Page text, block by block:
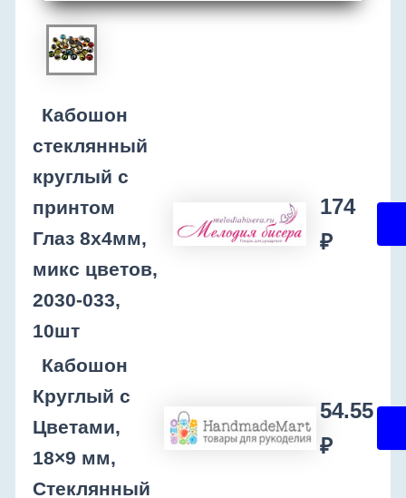
Кабошон
стеклянный
круглый с
принтом
Глаз 8х4мм,
микс цветов,
2030-033,
10шт
174
₽
Кабошон
Круглый с
Цветами,
18×9 мм,
Стеклянный
54.55
₽